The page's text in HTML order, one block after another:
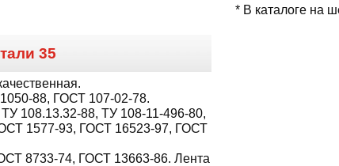
* В каталоге на
35
88, ГОСТ 107-02-78.
108.13.32-88, ТУ 108-11-496-80,
1577-93, ГОСТ 16523-97, ГОСТ
8733-74, ГОСТ 13663-86. Лента